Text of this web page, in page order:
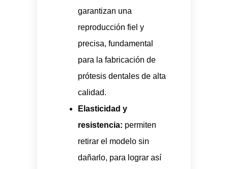
garantizan una
reproducción fiel y
precisa, fundamental
para la fabricación de
prótesis dentales de alta
calidad.
Elasticidad y
resistencia: permiten
retirar el modelo sin
dañarlo, para lograr así